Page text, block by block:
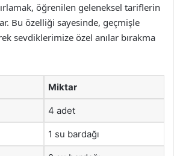
öğrenilen geleneksel tariflerin
Bu özelliği sayesinde, geçmişle
sevdiklerimize özel anılar bırakma
Miktar
4 adet
1 su bardağı